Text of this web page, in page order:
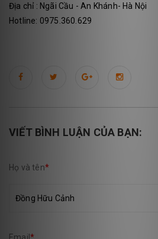
Địa chỉ : Ngãi Cầu - An Khánh- Hà Nội
Hotline: 0975.360.629
VIẾT BÌNH LUẬN CỦA BẠN:
Họ và tên*
Email*